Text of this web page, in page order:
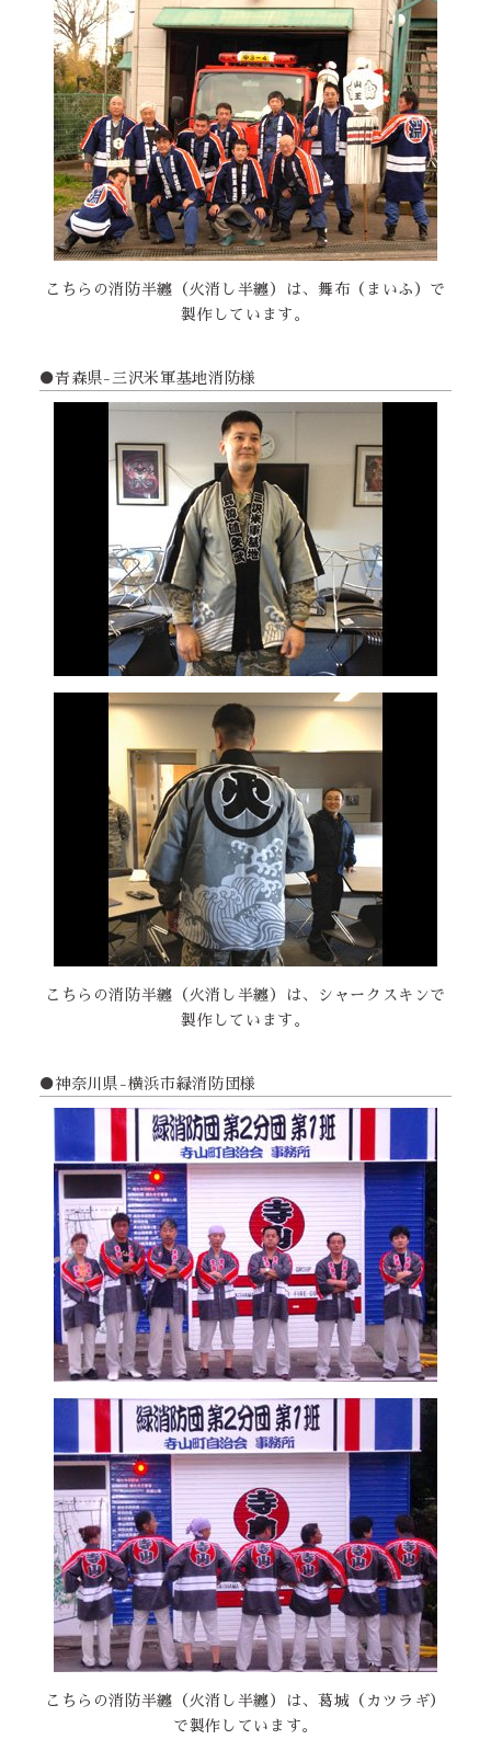
こちらの消防半纏（火消し半纏）は、舞布（まいふ）で
製作しています。
●青森県-三沢米軍基地消防様
こちらの消防半纏（火消し半纏）は、シャークスキンで
製作しています。
●神奈川県-横浜市緑消防団様
こちらの消防半纏（火消し半纏）は、葛城（カツラギ）
で製作しています。